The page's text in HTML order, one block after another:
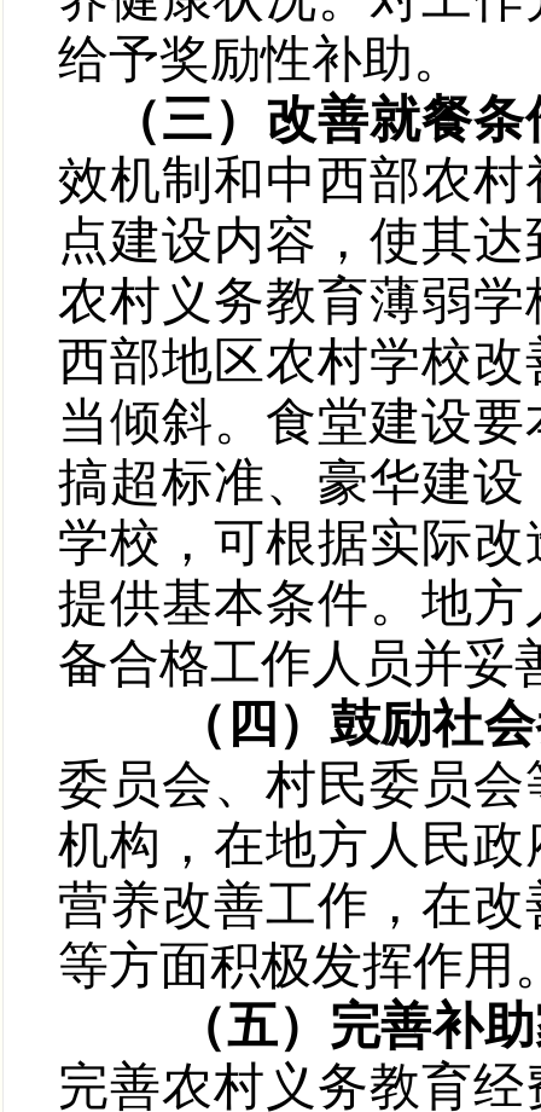
给予奖励性补助。
（三）改善就餐
效机制和中西部农
点建设内容，使其
农村义务教育薄弱
西部地区农村学校
当倾斜。食堂建设
搞超标准、豪华建
学校，可根据实际
提供基本条件。地
备合格工作人员并妥
（四）鼓励社
委员会、村民委员
机构，在地方人民
营养改善工作，在
等方面积极发挥作用
（五）完善补
完善农村义务教育